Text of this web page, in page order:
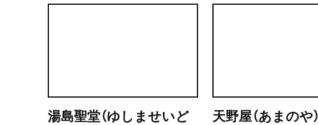
湯島聖堂（ゆしませいど
天野屋（あまのや）